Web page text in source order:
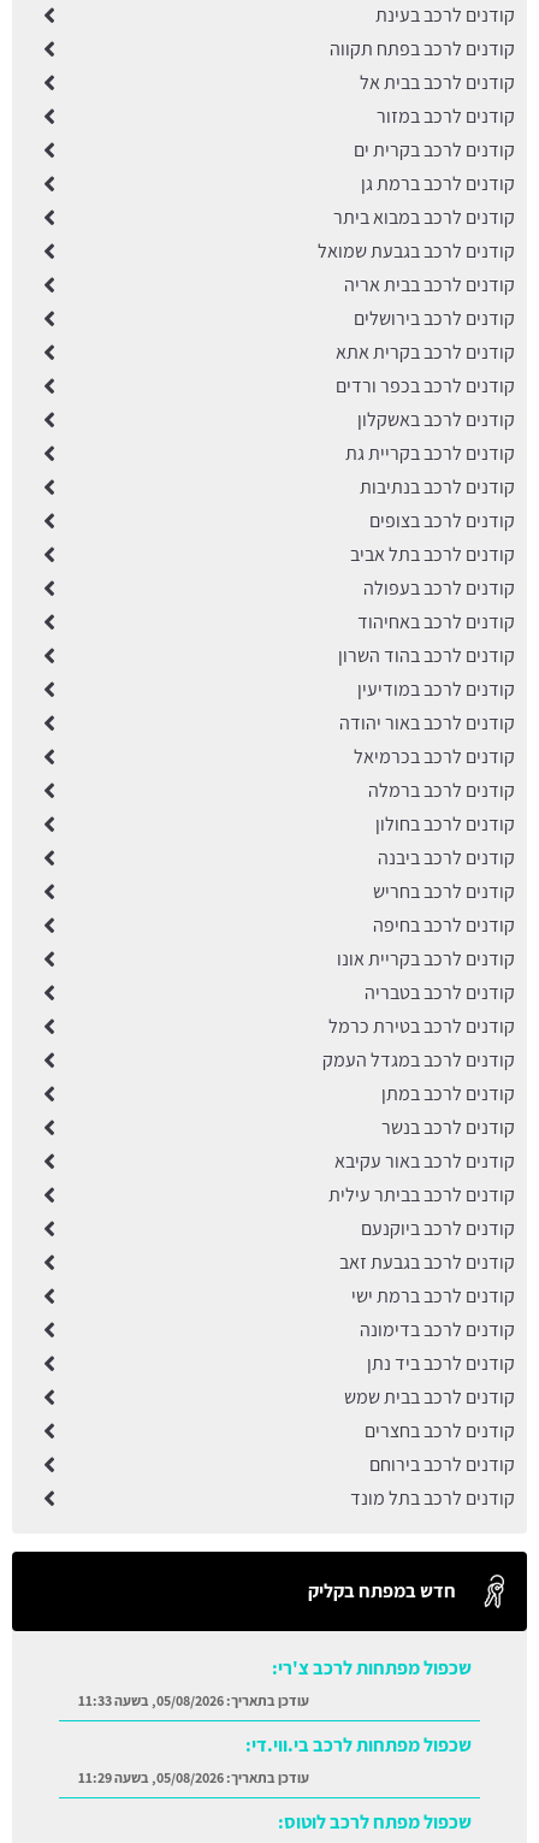
קודנים לרכב בעינת
קודנים לרכב בפתח תקווה
קודנים לרכב בבית אל
קודנים לרכב במזור
קודנים לרכב בקרית ים
קודנים לרכב ברמת גן
קודנים לרכב במבוא ביתר
קודנים לרכב בגבעת שמואל
קודנים לרכב בבית אריה
קודנים לרכב בירושלים
קודנים לרכב בקרית אתא
קודנים לרכב בכפר ורדים
קודנים לרכב באשקלון
קודנים לרכב בקריית גת
קודנים לרכב בנתיבות
קודנים לרכב בצופים
קודנים לרכב בתל אביב
קודנים לרכב בעפולה
קודנים לרכב באחיהוד
קודנים לרכב בהוד השרון
קודנים לרכב במודיעין
קודנים לרכב באור יהודה
קודנים לרכב בכרמיאל
קודנים לרכב ברמלה
קודנים לרכב בחולון
קודנים לרכב ביבנה
קודנים לרכב בחריש
קודנים לרכב בחיפה
קודנים לרכב בקריית אונו
קודנים לרכב בטבריה
קודנים לרכב בטירת כרמל
קודנים לרכב במגדל העמק
קודנים לרכב במתן
קודנים לרכב בנשר
קודנים לרכב באור עקיבא
קודנים לרכב בביתר עילית
קודנים לרכב ביוקנעם
קודנים לרכב בגבעת זאב
קודנים לרכב ברמת ישי
קודנים לרכב בדימונה
קודנים לרכב ביד נתן
קודנים לרכב בבית שמש
קודנים לרכב בחצרים
קודנים לרכב בירוחם
קודנים לרכב בתל מונד
חדש במפתח בקליק
שכפול מפתחות לרכב בי.ווי.די:
עודכן בתאריך:05/08/2026, בשעה 11:29
שכפול מפתח לרכב לוטוס:
עודכן בתאריך:05/08/2026, בשעה 11:18
שכפול מפתח לרכב אקספנג: